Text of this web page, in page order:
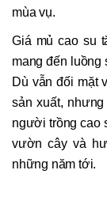
mùa vụ.
Giá mủ cao su
mang đến luồng
Dù vẫn đối mặt
sản xuất,
người trồng cao
vườn cây và
những năm tới.